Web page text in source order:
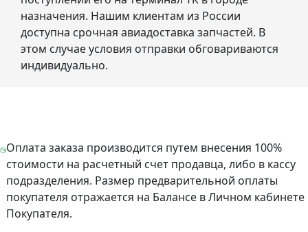
назначения. Нашим клиентам из России
доступна срочная авиадоставка запчастей. В
этом случае условия отправки обговариваются
индивидуально.
Оплата заказа производится путем внесения 100%
стоимости на расчетный счет продавца, либо в кассу
подразделения. Размер предварительной оплаты
покупателя отражается на Балансе в Личном кабинете
Покупателя.